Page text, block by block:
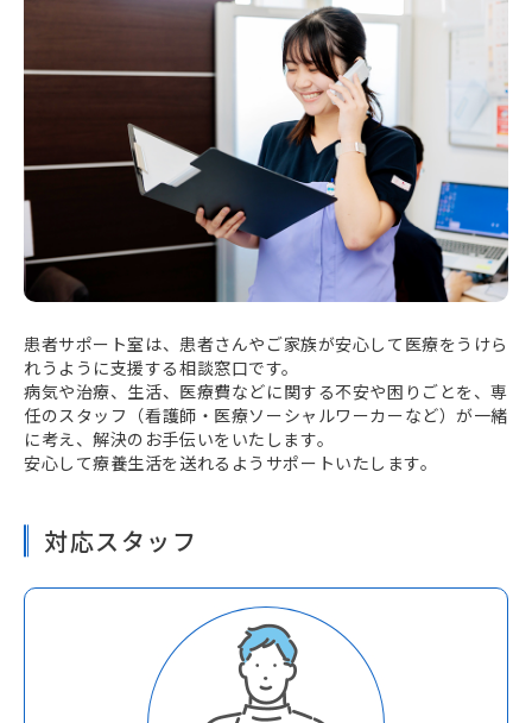
患者サポート室は、患者さんやご家族が安心して医療をうけら
れうように支援する相談窓口です。
病気や治療、生活、医療費などに関する不安や困りごとを、専
任のスタッフ（看護師・医療ソーシャルワーカーなど）が一緒
に考え、解決のお手伝いをいたします。
安心して療養生活を送れるようサポートいたします。
対応スタッフ